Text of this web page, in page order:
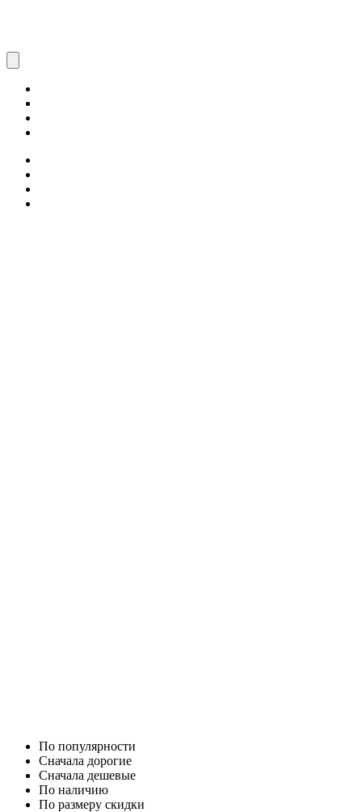
По популярности
Cначала дорогие
Cначала дешевые
По наличию
По размеру скидки